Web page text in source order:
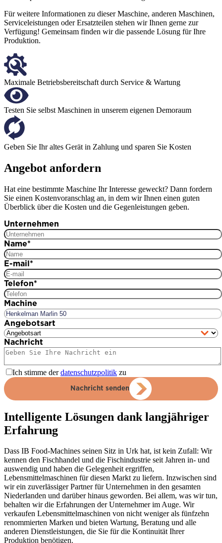
Für weitere Informationen zu dieser Maschine, anderen Maschinen,
Serviceleistungen oder Ersatzteilen stehen wir Ihnen gerne zur
Verfügung! Gemeinsam finden wir die passende Lösung für Ihre
Produktion.
Maximale Betriebsbereitschaft durch Service & Wartung
Testen Sie selbst Maschinen in unserem eigenen Demoraum
Geben Sie Ihr altes Gerät in Zahlung und sparen Sie Kosten
Angebot anfordern
Hat eine bestimmte Maschine Ihr Interesse geweckt? Dann fordern
Sie einen Kostenvoranschlag an, in dem wir Ihnen einen guten
Überblick über die Kosten und die Gegenleistungen geben.
Unternehmen
Name*
E-mail *
Telefon*
Machine
Angebotsart
Nachricht
Ich stimme derdatenschutzpolitik zu
Nachricht senden
Intelligente Lösungen dank langjähriger
Erfahrung
Dass IB Food-Machines seinen Sitz in Urk hat, ist kein Zufall: Wir
kennen den Fischhandel und die Fischindustrie seit Jahren in- und
auswendig und haben die Gelegenheit ergriffen,
Lebensmittelmaschinen für diesen Markt zu liefern. Inzwischen sind
wir ein zuverlässiger Partner für Unternehmen in den gesamten
Niederlanden und darüber hinaus geworden. Bei allem, was wir tun,
behalten wir die Erfahrungen der Unternehmer im Auge. Wir
verkaufen Lebensmittelmaschinen von nicht weniger als fünfzehn
renommierten Marken und bieten Wartung, Beratung und alle
anderen Dienstleistungen, die Sie für die Kontinuität Ihrer
Produktion benötigen.